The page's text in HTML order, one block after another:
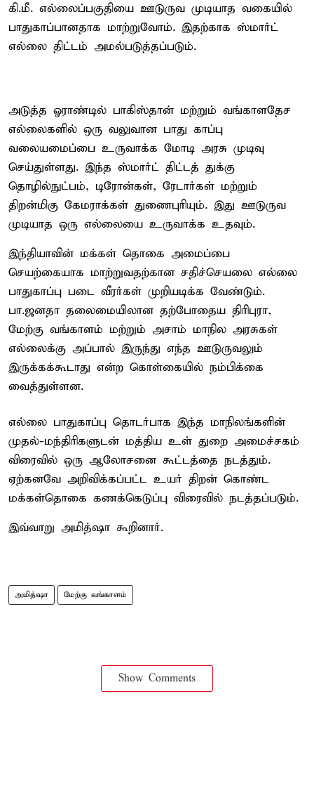
கி.மீ. எல்லைப்பகுதியை ஊடுருவ முடியாத வகையில்
பாதுகாப்பானதாக மாற்றுவோம். இதற்காக ஸ்மார்ட்
எல்லை திட்டம் அமல்படுத்தப்படும்.
அடுத்த ஓராண்டில் பாகிஸ்தான் மற்றும் வங்காளதேச
எல்லைகளில் ஒரு வலுவான பாது காப்பு
வலையமைப்பை உருவாக்க மோடி அரசு முடிவு
செய்துள்ளது. இந்த ஸ்மார்ட் திட்டத் துக்கு
தொழில்நுட்பம், டிரோன்கள், ரேடார்கள் மற்றும்
திறன்மிகு கேமராக்கள் துணைபுரியும். இது ஊடுருவ
முடியாத ஒரு எல்லையை உருவாக்க உதவும்.
இந்தியாவின் மக்கள் தொகை அமைப்பை
செயற்கையாக மாற்றுவதற்கான சதிச்செயலை எல்லை
பாதுகாப்பு படை வீரர்கள் முறியடிக்க வேண்டும்.
பா.ஜனதா தலைமையிலான தற்போதைய திரிபுரா,
மேற்கு வங்காளம் மற்றும் அசாம் மாநில அரசுகள்
எல்லைக்கு அப்பால் இருந்து எந்த ஊடுருவலும்
இருக்கக்கூடாது என்ற கொள்கையில் நம்பிக்கை
வைத்துள்ளன.
எல்லை பாதுகாப்பு தொடர்பாக இந்த மாநிலங்களின்
முதல்-மந்திரிகளுடன் மத்திய உள் துறை அமைச்சகம்
விரைவில் ஒரு ஆலோசனை கூட்டத்தை நடத்தும்.
ஏற்கனவே அறிவிக்கப்பட்ட உயர் திறன் கொண்ட
மக்கள்தொகை கணக்கெடுப்பு விரைவில் நடத்தப்படும்.
இவ்வாறு அமித்ஷா கூறினார்.
அமித்ஷா மேற்கு வங்காளம்
Show Comments